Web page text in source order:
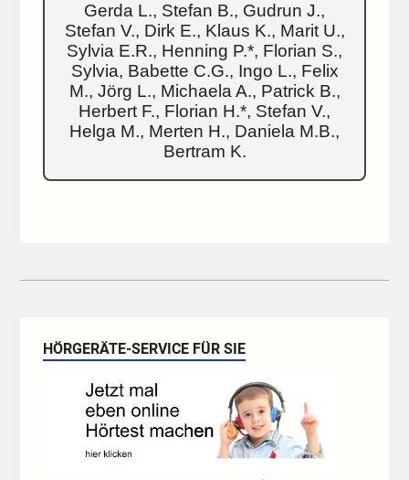
Gerda L., Stefan B., Gudrun J.,
Stefan V., Dirk E., Klaus K., Marit U.,
Sylvia E.R., Henning P.*, Florian S.,
Sylvia, Babette C.G., Ingo L., Felix
M., Jörg L., Michaela A., Patrick B.,
Herbert F., Florian H.*, Stefan V.,
Helga M., Merten H., Daniela M.B.,
Bertram K.
HÖRGERÄTE-SERVICE FÜR SIE